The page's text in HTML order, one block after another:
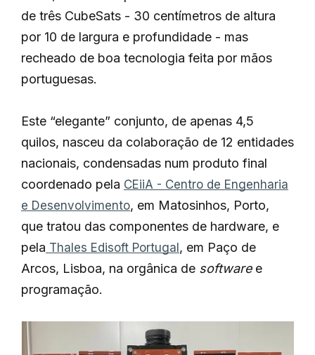
de três CubeSats - 30 centímetros de altura
por 10 de largura e profundidade - mas
recheado de boa tecnologia feita por mãos
portuguesas.
Este “elegante” conjunto, de apenas 4,5
quilos, nasceu da colaboração de 12 entidades
nacionais, condensadas num produto final
coordenado pela CEiiA - Centro de Engenharia
e Desenvolvimento, em Matosinhos, Porto,
que tratou das componentes de hardware, e
pela Thales Edisoft Portugal, em Paço de
Arcos, Lisboa, na orgânica de softwaree
programação.